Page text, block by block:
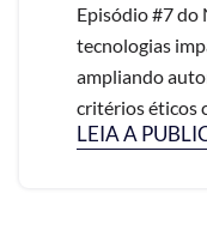
Episódio #7 do
tecnologias
ampliando
critérios éticos
LEIA A